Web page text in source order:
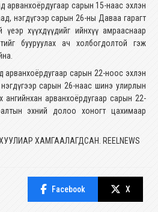
арванхоёрдугаар сарын 15-наас эхлэн
нэгдүгээр сарын 26-ны Даваа гарагт
хүүхдүүдийг ийнхүү амрааснаар
бууруулах ач холбогдолтой гэж
арванхоёрдугаар сарын 22-ноос эхлэн
сарын 26-наас шинэ улирлын
ангийнхан арванхоёрдугаар сарын 22-
эхний долоо хоногт цахимаар
ХАМГААЛАГДСАН. REELNEWS
Facebook X